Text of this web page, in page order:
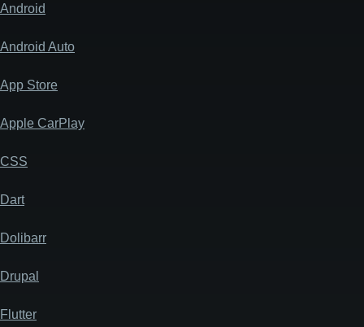
Android
Android Auto
App Store
Apple CarPlay
CSS
Dart
Dolibarr
Drupal
Flutter